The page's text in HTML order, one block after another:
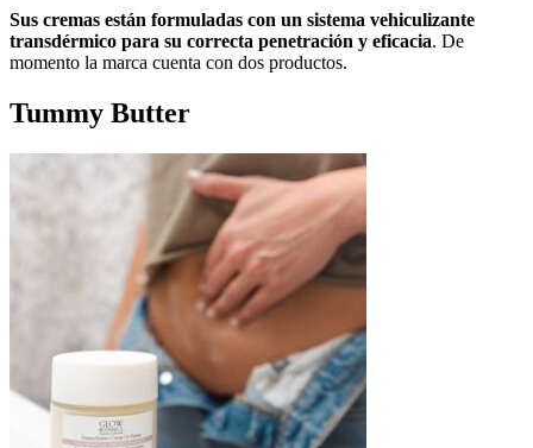
Sus cremas están formuladas con un sistema vehiculizante
transdérmico para su correcta penetración y eficacia. De
momento la marca cuenta con dos productos.
Tummy Butter